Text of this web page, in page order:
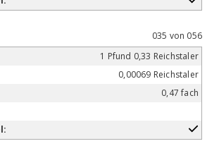
035 von 056
1 Pfund 0,33 Reichstaler
0,00069 Reichstaler
0,47 fach